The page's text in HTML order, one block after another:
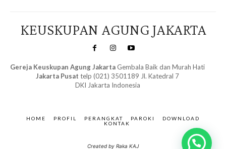
KEUSKUPAN AGUNG JAKARTA
Gereja Keuskupan Agung Jakarta Gembala Baik dan Murah Hati
Jakarta Pusat telp (021) 3501189 Jl. Katedral 7
DKI Jakarta Indonesia
HOME PROFIL PERANGKAT PAROKI
DOWNLOAD
KONTAK
Created by Raka KAJ